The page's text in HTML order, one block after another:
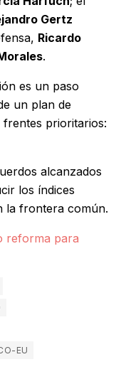
Gertz
Ricardo
.
es un paso
un plan de
prioritarios:
alcanzados
los índices
la frontera común.
reforma para
EU